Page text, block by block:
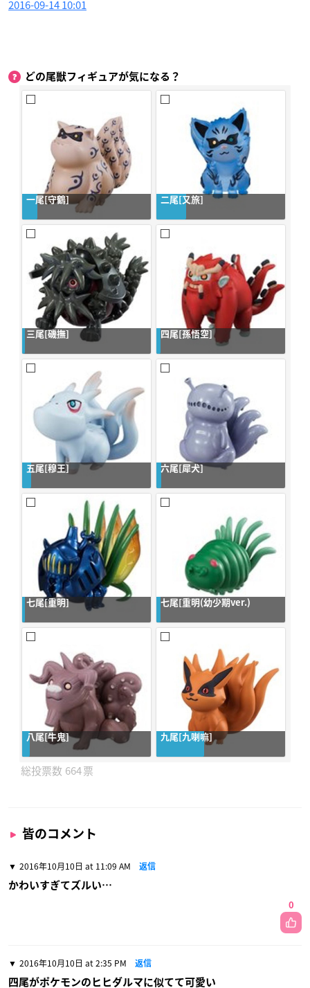
2016-09-14 10:01
どの尾獣フィギュアが気になる？
一尾[守鶴] 二尾[又旅]
三尾[磯撫] 四尾[孫悟空]
五尾[穆王] 六尾[犀犬]
七尾[重明] 七尾[重明(幼少期ver.)
八尾[牛鬼] 九尾[九喇嘛]
664
皆のコメント
2016年10月10日 at 11:09 AM 返信
かわいすぎてズルい…
0
2016年10月10日 at 2:35 PM 返信
四尾がポケモンのヒヒダルマに似てて可愛い